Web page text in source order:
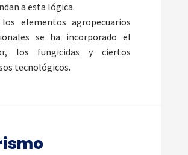
a esta lógica.
elementos agropecuarios
se ha incorporado el
los fungicidas y ciertos
tecnológicos.